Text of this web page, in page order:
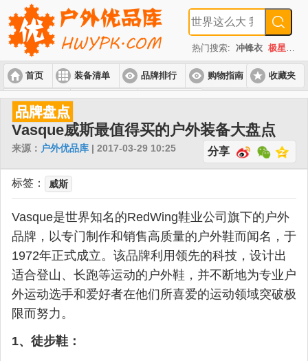
热门搜索: 冲锋衣 极星
首页 装备清单 品牌排行 购物指南
入门套装 进阶套装 高端套装
收藏夹
品牌盘点
Vasque威斯最值得买的户外装备大盘点
分享
来源： 户外优品库 | 2017-03-29 10:25
标签： 威斯
Vasque是世界知名的RedWing鞋业公司旗下的户外
品牌，以专门制作和销售高质量的户外鞋而闻名，于
1972年正式成立。该品牌利用领先的科技，设计出
适合登山、长跑等运动的户外鞋，并不断地为专业户
外运动选手和爱好者在他们所喜爱的运动领域突破极
限而努力。
1、徒步鞋：